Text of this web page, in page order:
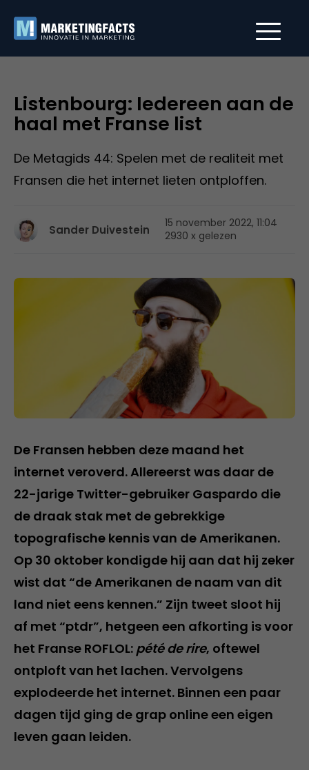
Listenbourg: Iedereen aan de
haal met Franse list
De Metagids 44: Spelen met de realiteit met
Fransen die het internet lieten ontploffen.
Sander Duivestein
15 november 2022, 11:04
2930 x gelezen
De Fransen hebben deze maand het
internet veroverd. Allereerst was daar de
22-jarige Twitter-gebruiker Gaspardo die
de draak stak met de gebrekkige
topografische kennis van de Amerikanen.
Op 30 oktober kondigde hij aan dat hij zeker
wist dat “de Amerikanen de naam van dit
land niet eens kennen.” Zijn tweet sloot hij
af met “ptdr”, hetgeen een afkorting is voor
het Franse ROFLOL: pété de rire, oftewel
ontploft van het lachen. Vervolgens
explodeerde het internet. Binnen een paar
dagen tijd ging de grap online een eigen
leven gaan leiden.